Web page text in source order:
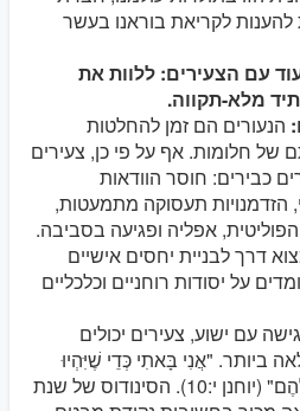
להענות לקריאת בוראנו בעשר
עם הצעירים: ללוות את
מלא-תקווה.
הנעורים הם זמן להחלטות
של חלומות. אף על פי כן, צעירים
כבירים: חוסר הוודאות
הזדמנויות תעסוקה מתמעטות,
אפליה ופגיעה בסביבה.
דרך לבניית יחסים אישיים
על יסודות רוחניים וכלכליים
עם ישוע, צעירים יכולים
"אֲנִי בָּאתִי כְּדֵי שֶׁיִּהְיוּ
לָהֶם חַיִּים וּבְשֶׁפַע שֶׁיִּהְיוּ לָהֶם" (יוחנן י:10). הסינודוס של שנת